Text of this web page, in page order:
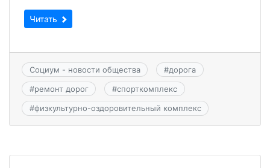
Читать
Социум - новости общества #дорога
#ремонт дорог #спорткомплекс
#физкультурно-оздоровительный комплекс